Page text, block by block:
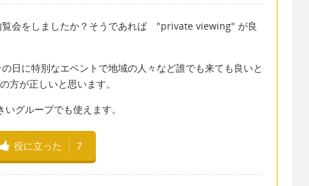
覧会をしましたか？そうであれば "private viewing" が良
日に特別なエベントで地域の人々など誰でも来ても良いと
が正しいと思います。
グループでも使えます。
役に立った 7